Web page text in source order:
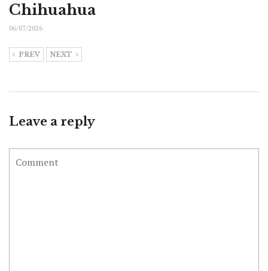
Chihuahua
06/07/2026
PREV NEXT
Leave a reply